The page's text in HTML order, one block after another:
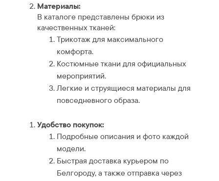
Материалы:
В каталоге представлены брюки из
качественных тканей:
Трикотаж для максимального
комфорта.
Костюмные ткани для официальных
мероприятий.
Легкие и струящиеся материалы для
повседневного образа.
Удобство покупок:
Подробные описания и фото каждой
модели.
Быстрая доставка курьером по
Белгороду, а также отправка через